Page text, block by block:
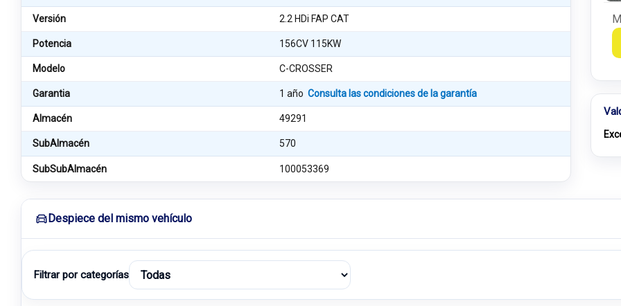
Versión 2.2 HDi FAP CAT
Potencia 156CV 115KW
Modelo C-CROSSER
Garantia 1 añoConsulta las condiciones de la garantía
Almacén 49291
SubAlmacén 570
SubSubAlmacén 100053369
Despiece del mismo vehículo
Filtrar por categorías